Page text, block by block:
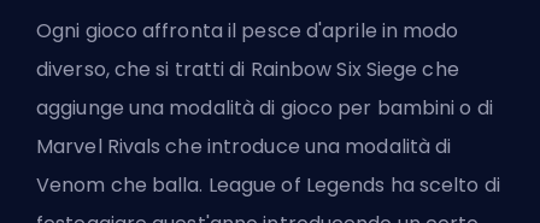
Ogni gioco affronta il pesce d'aprile in modo
diverso, che si tratti di Rainbow Six Siege che
aggiunge una modalità di gioco per bambini o di
Marvel Rivals che introduce una modalità di
Venom che balla. League of Legends ha scelto di